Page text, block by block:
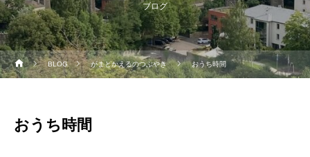
ブログ
BLOG がまとかえるのつぶやき おうち時間
おうち時間